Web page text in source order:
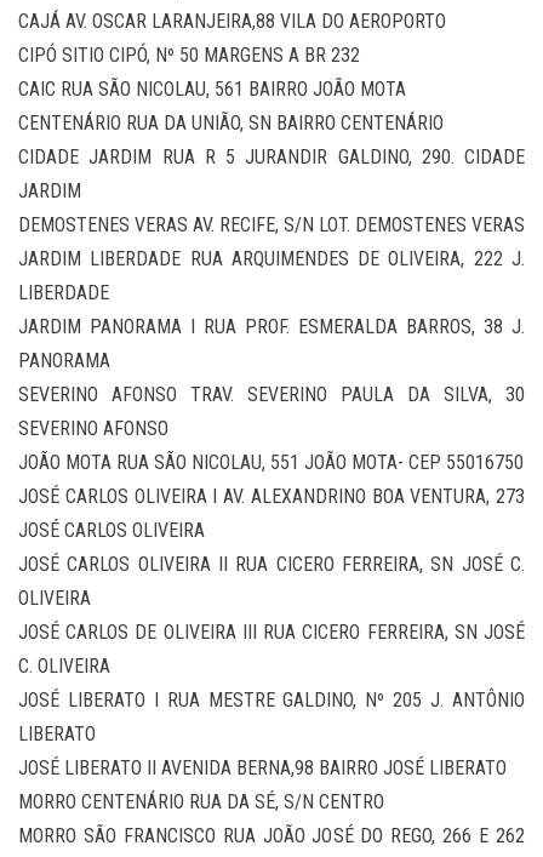
CAJÁ AV. OSCAR LARANJEIRA,88 VILA DO AEROPORTO
CIPÓ SITIO CIPÓ, Nº 50 MARGENS A BR 232
CAIC RUA SÃO NICOLAU, 561 BAIRRO JOÃO MOTA
CENTENÁRIO RUA DA UNIÃO, SN BAIRRO CENTENÁRIO
CIDADE JARDIM RUA R 5 JURANDIR GALDINO, 290. CIDADE
JARDIM
DEMOSTENES VERAS AV. RECIFE, S/N LOT. DEMOSTENES VERAS
JARDIM LIBERDADE RUA ARQUIMENDES DE OLIVEIRA, 222 J.
LIBERDADE
JARDIM PANORAMA I RUA PROF. ESMERALDA BARROS, 38 J.
PANORAMA
SEVERINO AFONSO TRAV. SEVERINO PAULA DA SILVA, 30
SEVERINO AFONSO
JOÃO MOTA RUA SÃO NICOLAU, 551 JOÃO MOTA- CEP 55016750
JOSÉ CARLOS OLIVEIRA I AV. ALEXANDRINO BOA VENTURA, 273
JOSÉ CARLOS OLIVEIRA
JOSÉ CARLOS OLIVEIRA II RUA CICERO FERREIRA, SN JOSÉ C.
OLIVEIRA
JOSÉ CARLOS DE OLIVEIRA III RUA CICERO FERREIRA, SN JOSÉ
C. OLIVEIRA
JOSÉ LIBERATO I RUA MESTRE GALDINO, Nº 205 J. ANTÔNIO
LIBERATO
JOSÉ LIBERATO II AVENIDA BERNA,98 BAIRRO JOSÉ LIBERATO
MORRO CENTENÁRIO RUA DA SÉ, S/N CENTRO
MORRO SÃO FRANCISCO RUA JOÃO JOSÉ DO REGO, 266 E 262